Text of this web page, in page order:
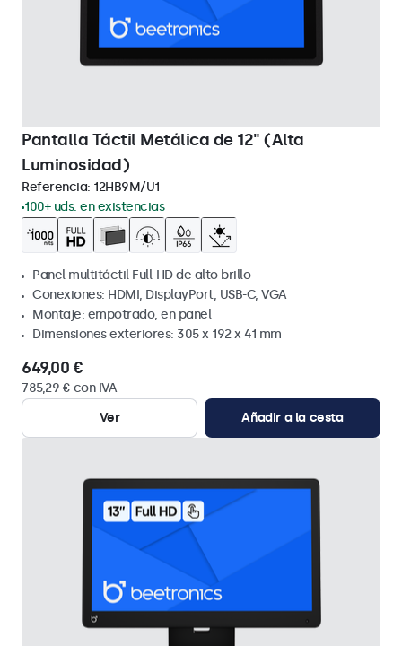
Pantalla Táctil Metálica de 12" (Alta
Luminosidad)
Referencia: 12HB9M/U1
100+ uds. en existencias
Panel multitáctil Full-HD de alto brillo
Conexiones: HDMI, DisplayPort, USB-C, VGA
Montaje: empotrado, en panel
Dimensiones exteriores: 305 x 192 x 41 mm
649,00 €
785,29 € con IVA
Ver
Añadir a la cesta